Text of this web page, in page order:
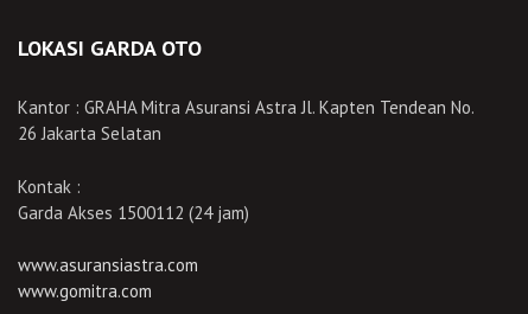
LOKASI GARDA OTO
Kantor : GRAHA Mitra Asuransi Astra Jl. Kapten Tendean No.
26 Jakarta Selatan
Kontak :
Garda Akses 1500112 (24 jam)
www.asuransiastra.com
www.gomitra.com